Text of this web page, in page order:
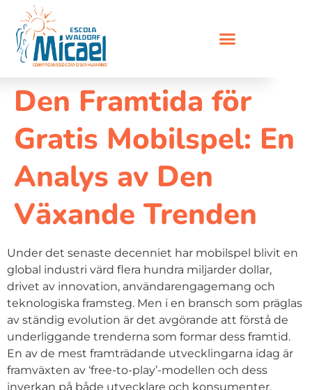
Den Framtida för
Gratis Mobilspel: En
Analys av Den
Växande Trenden
Under det senaste decenniet har mobilspel blivit en
global industri värd flera hundra miljarder dollar,
drivet av innovation, användarengagemang och
teknologiska framsteg. Men i en bransch som präglas
av ständig evolution är det avgörande att förstå de
underliggande trenderna som formar dess framtid.
En av de mest framträdande utvecklingarna idag är
framväxten av ‘free-to-play’-modellen och dess
inverkan på både utvecklare och konsumenter.